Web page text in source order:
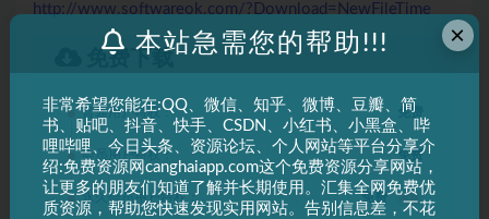
http://www.softwareok.com/?Download=NewFileTime
免费下载
普通用户特权： 免费
会员用户特权： 免费
永久会员用户特权： 免费 推荐
×
本站急需您的帮助!!!
非常希望您能在:QQ、微信、知乎、微博、豆瓣、简
书、贴吧、抖音、快手、CSDN、小红书、小黑盒、哔
哩哔哩、今日头条、资源论坛、个人网站等平台分享介
绍:免费资源网canghaiapp.com这个免费资源分享网站，
让更多的朋友们知道了解并长期使用。汇集全网免费优
质资源，帮助您快速发现实用网站。告别信息差，不花